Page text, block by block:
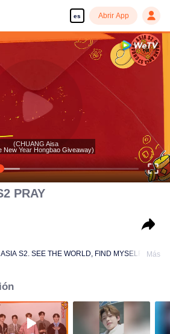
es Abrir App
(CHUANG Aisa
New Year Hongbao Giveaway)
PRAY
S2. SEE THE WORLD, FIND MYSELF! Más